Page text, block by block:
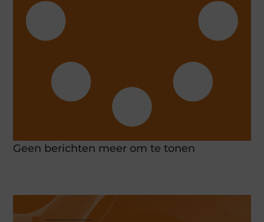
Geen berichten meer om te tonen